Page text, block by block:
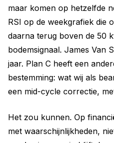
maar komen op hetzelfde
RSI op de weekgrafiek die
daarna terug boven de 50
bodemsignaal. James Van
jaar. Plan C heeft een
bestemming: wat wij als
een mid-cycle correctie,
Het zou kunnen. Op
met waarschijnlijkheden,